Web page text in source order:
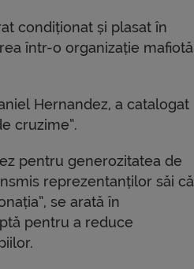
condiționat și plasat în
într-o organizație mafiotă
Hernandez, a catalogat
cruzime”.
pentru generozitatea de
reprezentanților săi că
se arată în
pentru a reduce